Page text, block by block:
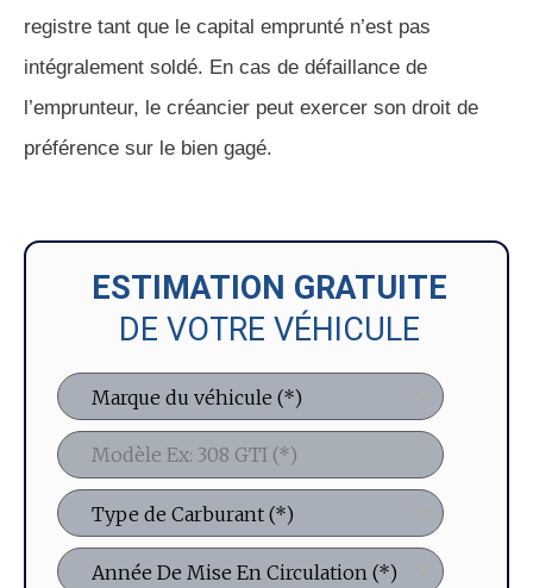
registre tant que le capital emprunté n’est pas
intégralement soldé. En cas de défaillance de
l’emprunteur, le créancier peut exercer son droit de
préférence sur le bien gagé.
ESTIMATION GRATUITE
DE VOTRE VÉHICULE